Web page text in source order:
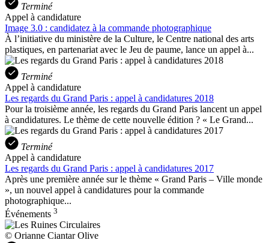
Terminé
Appel à candidature
Image 3.0 : candidatez à la commande photographique
À l’initiative du ministère de la Culture, le Centre national des arts
plastiques, en partenariat avec le Jeu de paume, lance un appel à...
Terminé
Appel à candidature
Les regards du Grand Paris : appel à candidatures 2018
Pour la troisième année, les regards du Grand Paris lancent un appel
à candidatures. Le thème de cette nouvelle édition ? « Le Grand...
Terminé
Appel à candidature
Les regards du Grand Paris : appel à candidatures 2017
Après une première année sur le thème « Grand Paris – Ville monde
», un nouvel appel à candidatures pour la commande
photographique...
Événements 3
© Orianne Ciantar Olive